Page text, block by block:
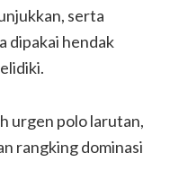
serta
dipakai hendak
urgen polo larutan,
rangking dominasi